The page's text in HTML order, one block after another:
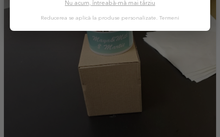
Nu acum, întreabă-mă mai târziu
Reducerea se aplică la produse personalizate. Termeni